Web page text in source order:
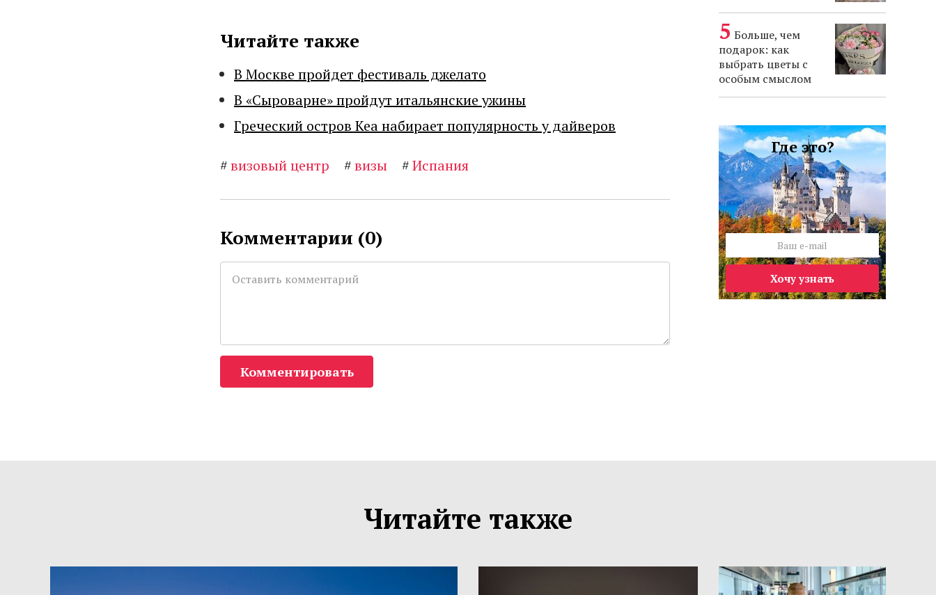
Читайте также
В Москве пройдет фестиваль джелато
В «Сыроварне» пройдут итальянские ужины
Греческий остров Кеа набирает популярность у дайверов
#визовый центр #визы #Испания
Комментарии (0)
Комментировать
Больше, чем
подарок: как
выбрать цветы с
особым смыслом
Где это?
Хочу узнать
Читайте также